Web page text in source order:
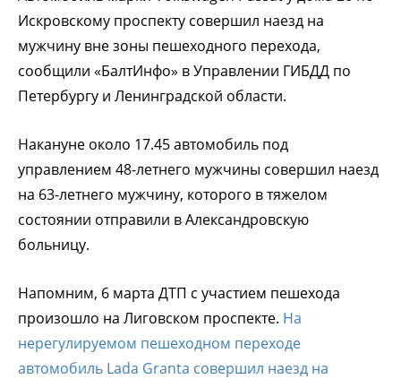
Искровскому проспекту совершил наезд на
мужчину вне зоны пешеходного перехода,
сообщили «БалтИнфо» в Управлении ГИБДД по
Петербургу и Ленинградской области.
Накануне около 17.45 автомобиль под
управлением 48-летнего мужчины совершил наезд
на 63-летнего мужчину, которого в тяжелом
состоянии отправили в Александровскую
больницу.
Напомним, 6 марта ДТП с участием пешехода
произошло на Лиговском проспекте. На
нерегулируемом пешеходном переходе
автомобиль Lada Granta совершил наезд на